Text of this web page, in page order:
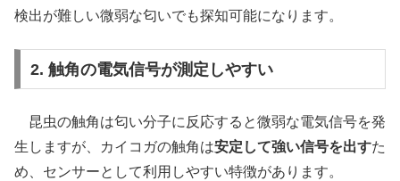
検出が難しい微弱な匂いでも探知可能になります。
2. 触角の電気信号が測定しやすい
昆虫の触角は匂い分子に反応すると微弱な電気信号を発
生しますが、カイコガの触角は安定して強い信号を出すた
め、センサーとして利用しやすい特徴があります。